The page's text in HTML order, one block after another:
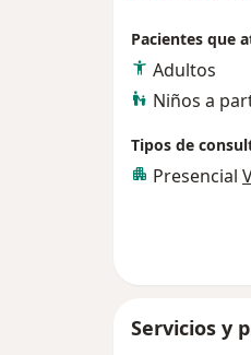
Pacientes que
Adultos
Niños a
Tipos de
Presencial
Servicios y